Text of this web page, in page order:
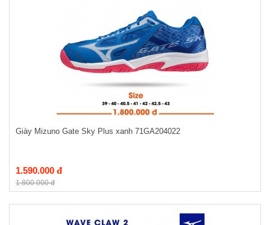
Giày Mizuno Gate Sky Plus xanh 71GA204022
1.590.000 đ
1.800.000 đ